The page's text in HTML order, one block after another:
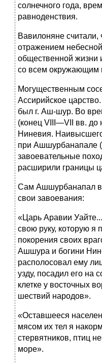
солнечного года,
равноденствия.
Вавилоняне считали,
отражением
общественной жизни
со всем окружающим
Могущественным
Ассирийское
был г. Аш-шур. Во
(конец VIII—VII вв. до
Ниневия.
при Ашшурбанапале
завоевательные
расширили границы
Сам Ашшурбанапал в
свои завоевания:
«Царь Аравии
свою руку, которую я
покорения своих
Ашшура и богини
располосовал ему
узду, посадил его на
клетке у восточных
шествий народов».
«Оставшееся
мясом их тел я
стервятников, птиц
море».